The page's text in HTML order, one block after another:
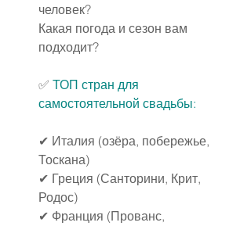
человек?
Какая погода и сезон вам
подходит?
✅ ТОП стран для
самостоятельной свадьбы:
✔ Италия (озёра, побережье,
Тоскана)
✔ Греция (Санторини, Крит,
Родос)
✔ Франция (Прованс,